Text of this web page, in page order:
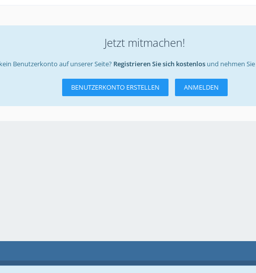
Jetzt mitmachen!
Benutzerkonto auf unserer Seite? Registrieren Sie sich kostenlos und nehmen
BENUTZERKONTO ERSTELLEN ANMELDEN